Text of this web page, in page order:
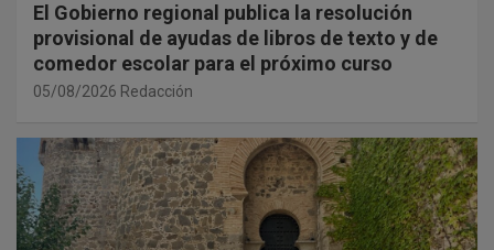
El Gobierno regional publica la resolución
provisional de ayudas de libros de texto y de
comedor escolar para el próximo curso
05/08/2026 Redacción